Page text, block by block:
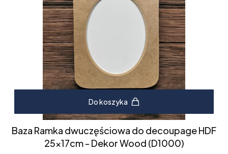
Do koszyka
Baza Ramka dwuczęściowa do decoupage HDF
25x17cm - Dekor Wood (D1000)